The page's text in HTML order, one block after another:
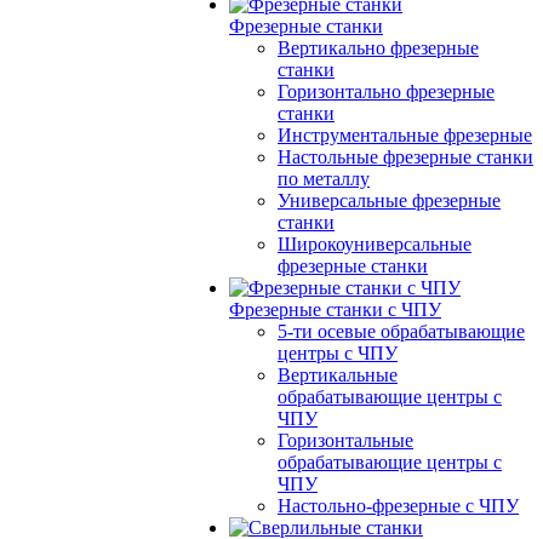
Фрезерные станки
Вертикально фрезерные
станки
Горизонтально фрезерные
станки
Инструментальные фрезерные
Настольные фрезерные станки
по металлу
Универсальные фрезерные
станки
Широкоуниверсальные
фрезерные станки
Фрезерные станки с ЧПУ
5-ти осевые обрабатывающие
центры с ЧПУ
Вертикальные
обрабатывающие центры с
ЧПУ
Горизонтальные
обрабатывающие центры с
ЧПУ
Настольно-фрезерные с ЧПУ